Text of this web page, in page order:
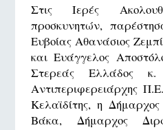
Στις Ιερές
προσκυνητών,
Ευβοίας Αθανάσιος
και Ευάγγελος
Στερεάς Ελλάδος
Αντιπεριφερειάρχης
Κελαϊδίτης, η
Βάκα, Δήμαρχος